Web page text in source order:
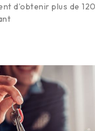
d’obtenir plus de